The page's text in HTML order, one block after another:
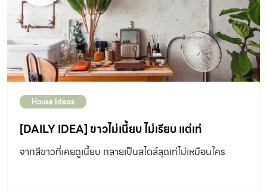
House Ideas
[DAILY IDEA] ขาวไม่เนี้ยบ ไม่เรียบ แต่เท่
จากสีขาวที่เคยดูเนี้ยบ กลายเป็นสไตล์สุดเท่ไม่เหมือนใคร